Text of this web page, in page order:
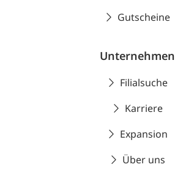
Gutscheine
Unternehmen
Filialsuche
Karriere
Expansion
Über uns